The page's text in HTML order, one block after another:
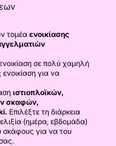
τομέα ενοικίασης
σε πολύ χαμηλή
για να
ιστιοπλοϊκών,
σκαφών,
Επιλέξτε τη διάρκεια
(ημέρα, εβδομάδα)
σκάφους για να του